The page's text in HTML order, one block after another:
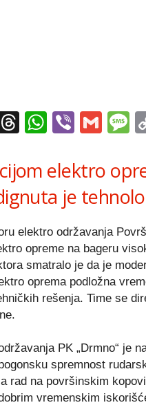
X ThreadsViber
elektro
je
elektro održavanja
opreme na bageru
smatralo je da je
oprema podložna
rešenja. Time se
PK „Drmno“ je
spremnost
rad na površinskim
vremenskim